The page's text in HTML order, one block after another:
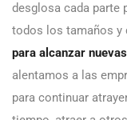
desglosa cada parte
todos los tamaños y
para alcanzar
alentamos a las
para continuar